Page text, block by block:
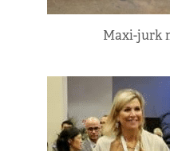
Maxi-jurk